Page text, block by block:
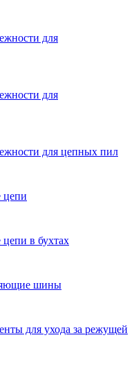
для
для
для цепных пил
в бухтах
шины
для ухода за режущей